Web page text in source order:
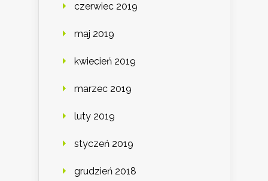
czerwiec 2019
maj 2019
kwiecień 2019
marzec 2019
luty 2019
styczeń 2019
grudzień 2018